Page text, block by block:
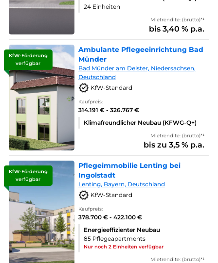
24 Einheiten
Mietrendite: (brutto)*¹
bis 3,40 % p.a.
KfW-Förderung
verfügbar
Ambulante Pflegeeinrichtung Bad
Münder
Bad Münder am Deister, Niedersachsen,
Deutschland
KfW-Standard
Kaufpreis:
314.191 € - 326.767 €
Klimafreundlicher Neubau (KFWG-Q+)
Mietrendite: (brutto)*¹
bis zu 3,5 % p.a.
KfW-Förderung
verfügbar
Pflegeimmobilie Lenting bei
Ingolstadt
Lenting, Bayern, Deutschland
KfW-Standard
Kaufpreis:
378.700 € - 422.100 €
Energieeffizienter Neubau
85 Pflegeapartments
Nur noch 2 Einheiten verfügbar
Mietrendite: (brutto)*¹